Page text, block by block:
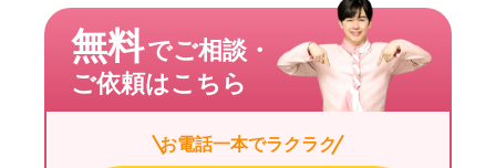
無料でご相談・
ご依頼はこちら
お電話一本でラクラク